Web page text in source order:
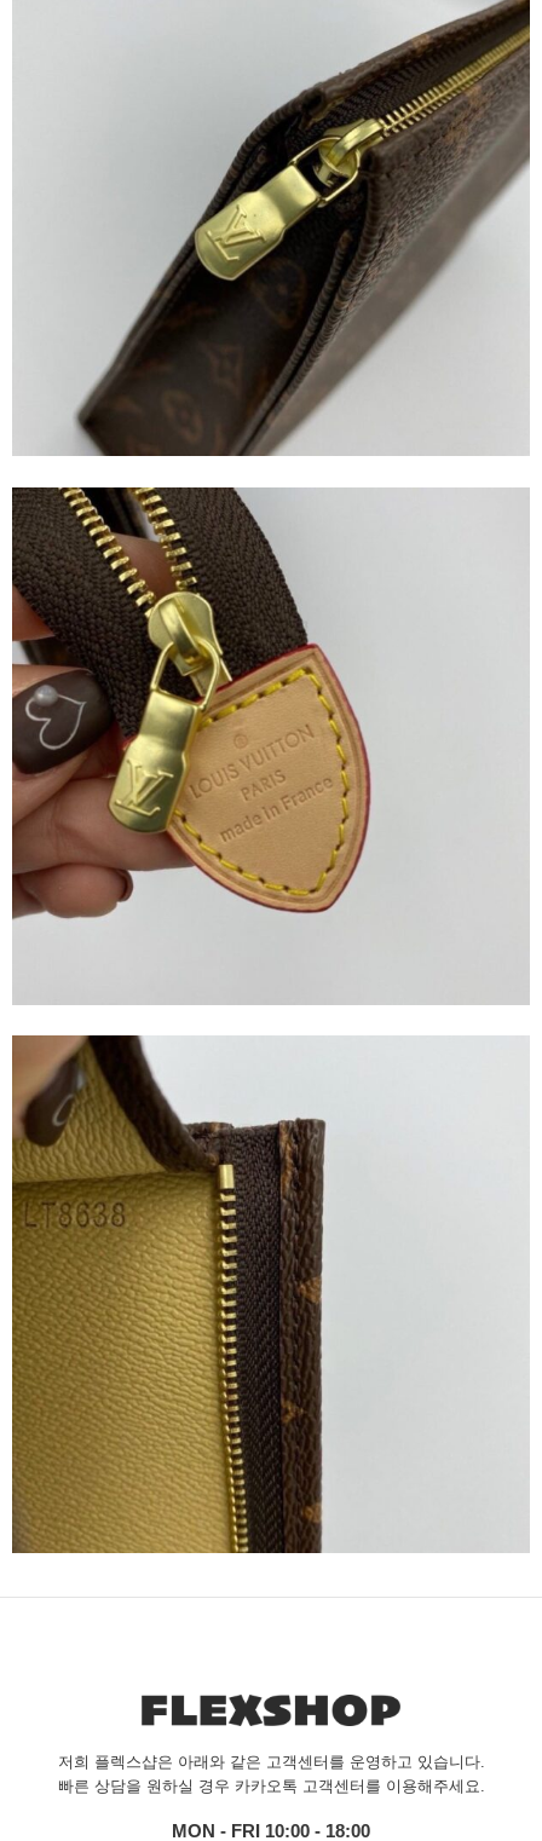
저희 플렉스샵은 아래와 같은 고객센터를 운영하고 있습니다.
빠른 상담을 원하실 경우 카카오톡 고객센터를 이용해주세요.
MON - FRI 10:00 - 18:00